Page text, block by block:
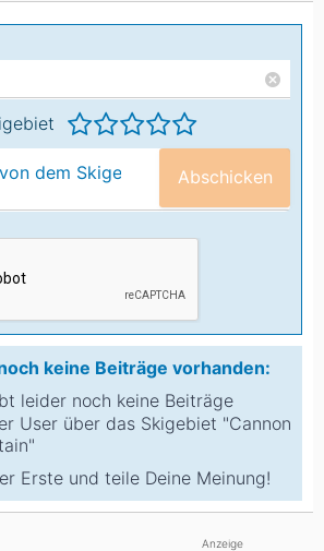
Abschicken
keine Beiträge vorhanden:
leider noch keine Beiträge
User über das Skigebiet "Cannon
Erste und teile Deine Meinung!
Anzeige